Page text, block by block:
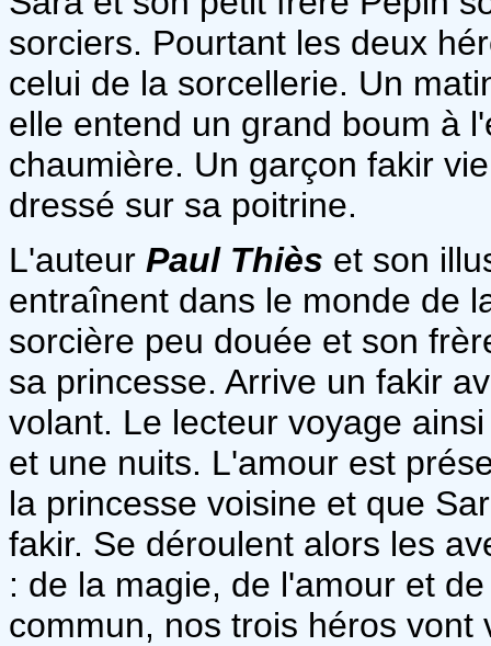
sorciers. Pourtant les deux
celui de la sorcellerie. Un
elle entend un grand boum à
chaumière. Un garçon fakir
dressé sur sa poitrine.
L'auteur Paul Thiès et son
entraînent dans le monde de
sorcière peu douée et son
sa princesse. Arrive un fakir
volant. Le lecteur voyage
et une nuits. L'amour est
la princesse voisine et que
fakir. Se déroulent alors les
: de la magie, de l'amour et
commun, nos trois héros